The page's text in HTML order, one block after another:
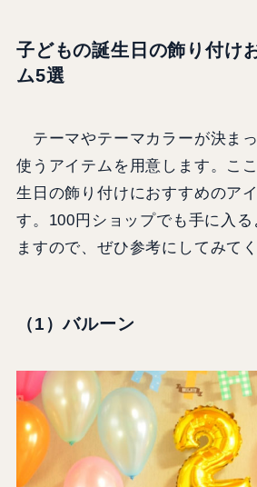
子どもの誕生日の飾り付け
ム5選
テーマやテーマカラーが決ま
使うアイテムを用意します。こ
生日の飾り付けにおすすめのア
す。100円ショップでも手に入る
ますので、ぜひ参考にしてみて
（1）バルーン